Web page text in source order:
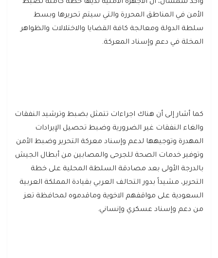
وأكد شمسان، أن الأجهزة الأمنية لديها خطة كاملة لضبط
الأمن في المناطق المحررة والتي سيتم تحريرها وبسط
سلطة الدولة ومعالجة كافة القضايا والاختلالات والظواهر
المخلة في دعم وإسناد المعركة.
كما أشار إلى أن هناك اجراءات تتمثل بضبط وترشيد النفقات
والغاء النفقات غير الضرورية وضبط تحصيل الإيرادات
المهدرة وتوجيهها لدعم وإسناد معركة التحرير وضبط الأمن
وتوفير خدمات الصحة للجرحى والمصابين من أبطال الجيش
بالدرجة الأولى بعد مصادقة السلطة المحلية على خطة
التحرير، مشيداً بدور التحالف العربي بقيادة المملكة العربية
السعودية على مواقفهم الاخوية وماقدموه لمحافظة تعز
من دعم وإسناد عسكري وإنساني.